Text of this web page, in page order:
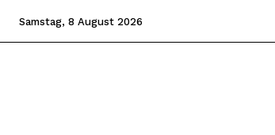
Samstag, 8 August 2026